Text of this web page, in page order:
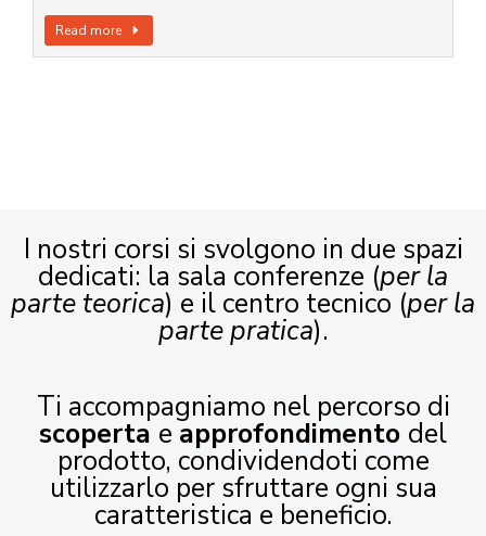
Read more
I nostri corsi si svolgono in due spazi
dedicati: la sala conferenze (per la
parte teorica) e il centro tecnico (per la
parte pratica).
Ti accompagniamo nel percorso di
scoperta e approfondimento del
prodotto, condividendoti come
utilizzarlo per sfruttare ogni sua
caratteristica e beneficio.